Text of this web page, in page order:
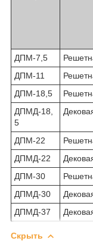
ДПМ-7,5
ДПМ-11
ДПМ-18,5
ДПМД-18,
5
ДПМ-22
ДПМД-22
ДПМ-30
ДПМД-30
ДПМД-37
Скрыть